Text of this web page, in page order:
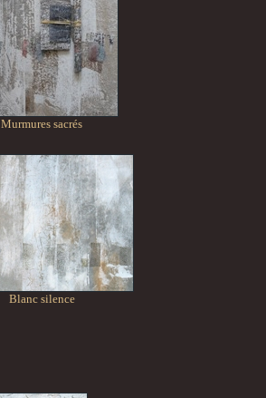
Murmures sacrés
Blanc silence